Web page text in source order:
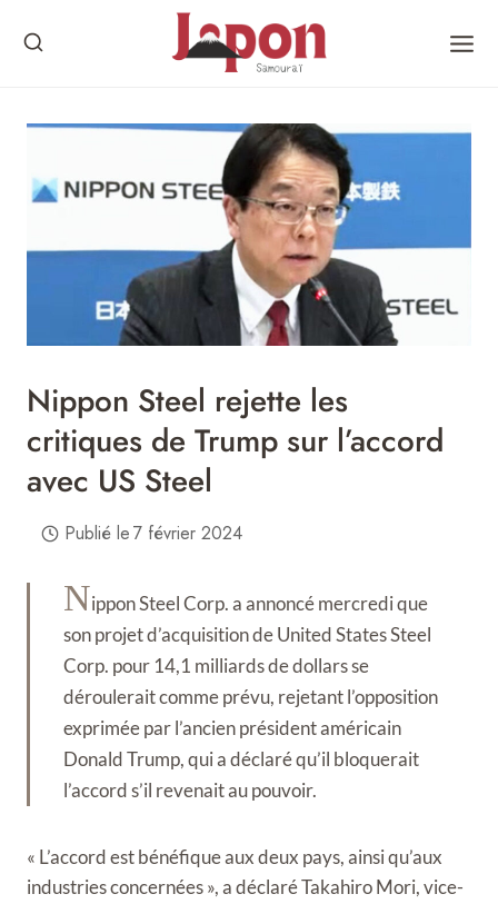
Nippon Steel rejette les
critiques de Trump sur l’accord
avec US Steel
Publié le7 février 2024
Nippon Steel Corp. a annoncé mercredi que
son projet d’acquisition de United States Steel
Corp. pour 14,1 milliards de dollars se
déroulerait comme prévu, rejetant l’opposition
exprimée par l’ancien président américain
Donald Trump, qui a déclaré qu’il bloquerait
l’accord s’il revenait au pouvoir.
« L’accord est bénéfique aux deux pays, ainsi qu’aux
industries concernées », a déclaré Takahiro Mori, vice-